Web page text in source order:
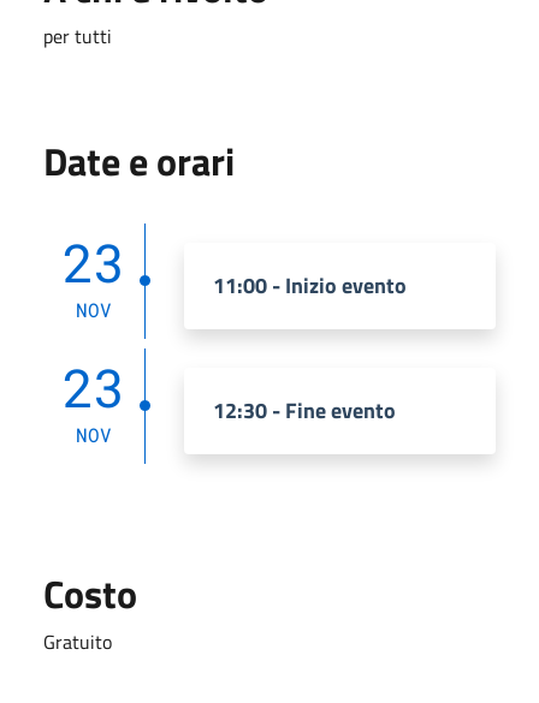
per tutti
Date e orari
23
NOV
11:00 - Inizio evento
23
NOV
12:30 - Fine evento
Costo
Gratuito